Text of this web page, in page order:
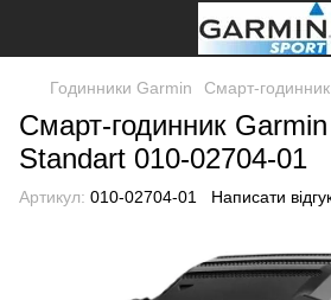
Годинники Garmin Смарт-
Смарт-годинник
Standart 010-02704-01
Артикул: 010-02704-01 Написати